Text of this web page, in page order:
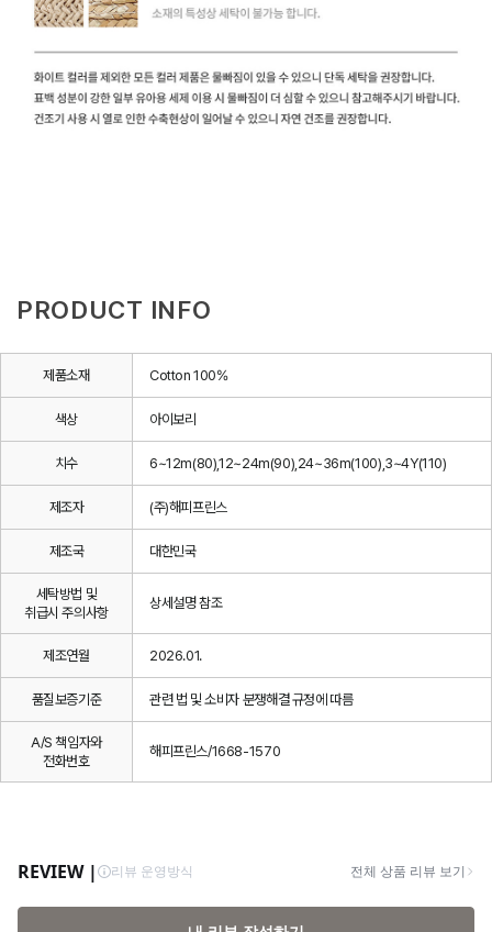
PRODUCT INFO
제품소재 Cotton 100%
색상 아이보리
치수 6~12m(80),12~24m(90),24~36m(100),3~4Y(110)
제조자 (주)해피프린스
제조국 대한민국
세탁방법 및
취급시 주의사항
상세설명 참조
제조연월 2026.01.
품질보증기준 관련 법 및 소비자 분쟁해결 규정에 따름
A/S 책임자와
전화번호
해피프린스/1668-1570